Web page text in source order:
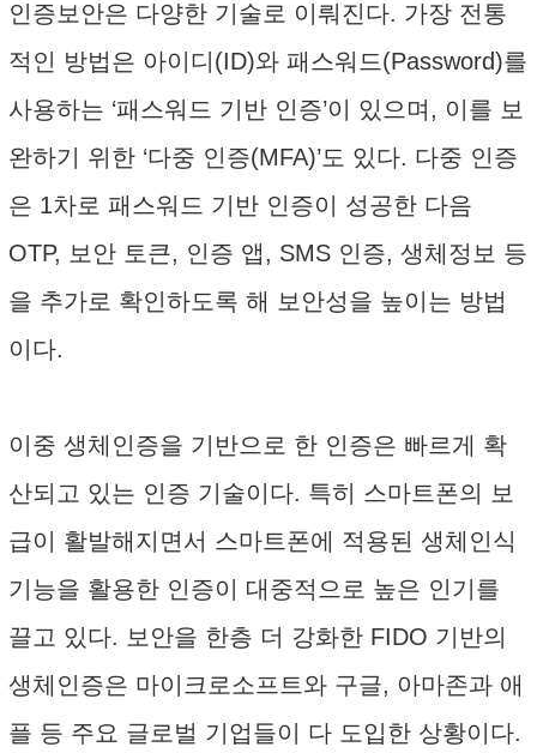
인증보안은 다양한 기술로 이뤄진다. 가장 전통
적인 방법은 아이디(ID)와 패스워드(Password)를
사용하는 ‘패스워드 기반 인증’이 있으며, 이를 보
완하기 위한 ‘다중 인증(MFA)’도 있다. 다중 인증
은 1차로 패스워드 기반 인증이 성공한 다음
OTP, 보안 토큰, 인증 앱, SMS 인증, 생체정보 등
을 추가로 확인하도록 해 보안성을 높이는 방법
이다.
이중 생체인증을 기반으로 한 인증은 빠르게 확
산되고 있는 인증 기술이다. 특히 스마트폰의 보
급이 활발해지면서 스마트폰에 적용된 생체인식
기능을 활용한 인증이 대중적으로 높은 인기를
끌고 있다. 보안을 한층 더 강화한 FIDO 기반의
생체인증은 마이크로소프트와 구글, 아마존과 애
플 등 주요 글로벌 기업들이 다 도입한 상황이다.